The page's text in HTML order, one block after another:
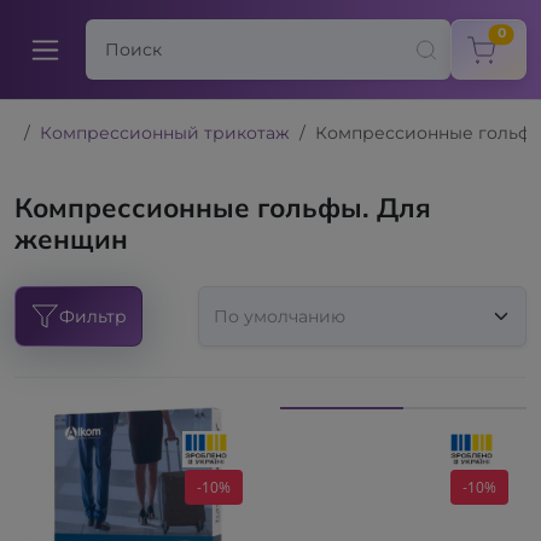
0
Компрессионный трикотаж Компрессионные
Компрессионные гольфы. Для
женщин
Фильтр
-10% -10%